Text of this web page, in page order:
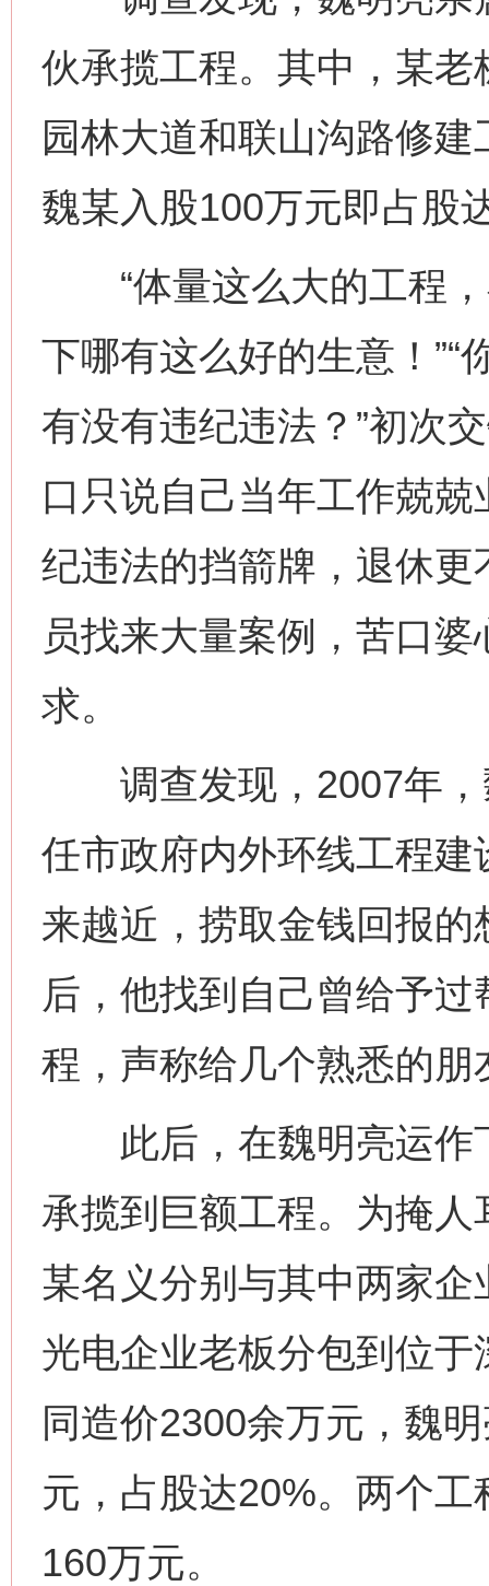
伙承揽工程。其中，某
园林大道和联山沟路修
魏某入股100万元即占股
“体量这么大的工程，
下哪有这么好的生意！”“
有没有违纪违法？”初次
口只说自己当年工作兢
纪违法的挡箭牌，退休更
员找来大量案例，苦口
求。
调查发现，2007年，
任市政府内外环线工程
来越近，捞取金钱回报
后，他找到自己曾给予
程，声称给几个熟悉的
此后，在魏明亮运作
承揽到巨额工程。为掩
某名义分别与其中两家
光电企业老板分包到位
同造价2300余万元，魏
元，占股达20%。两个
160万元。